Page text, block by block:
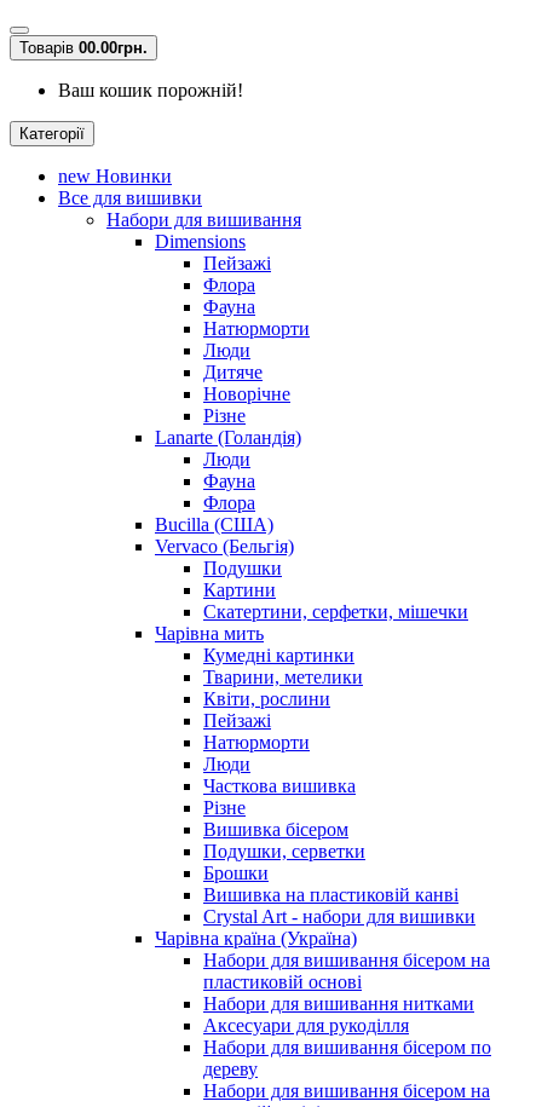
Товарів 00.00грн.
Ваш кошик порожній!
Категорії
new Новинки
Все для вишивки
Набори для вишивання
Dimensions
Пейзажі
Флора
Фауна
Натюрморти
Люди
Дитяче
Новорічне
Різне
Lanarte (Голандія)
Люди
Фауна
Флора
Bucilla (США)
Vervaco (Бельгія)
Подушки
Картини
Скатертини, серфетки, мішечки
Чарiвна мить
Кумедні картинки
Тварини, метелики
Квіти, рослини
Пейзажі
Натюрморти
Люди
Часткова вишивка
Різне
Вишивка бісером
Подушки, серветки
Брошки
Вишивка на пластиковій канві
Crystal Art - набори для вишивки
Чарівна країна (Україна)
Набори для вишивання бісером на
пластиковій основі
Набори для вишивання нитками
Аксесуари для рукоділля
Набори для вишивання бісером по
дереву
Набори для вишивання бісером на